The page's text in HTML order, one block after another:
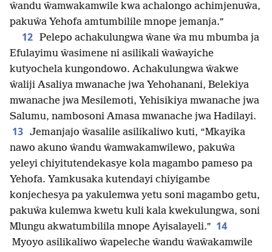
ŵandu ŵamwakamwile kwa achalongo achimjenuŵa,
pakuŵa Yehofa amtumbilile mnope jemanja.”
12 Pelepo achakulungwa ŵane ŵa mu mbumba ja
Efulayimu ŵasimene ni asilikali ŵaŵayiche
kutyochela kungondowo. Achakulungwa ŵakwe
ŵaliji Asaliya mwanache jwa Yehohanani, Belekiya
mwanache jwa Mesilemoti, Yehisikiya mwanache jwa
Salumu, nambosoni Amasa mwanache jwa Hadilayi.
13 Jemanjajo ŵasalile asilikaliwo kuti, “Mkayika
nawo akuno ŵandu ŵamwakamwilewo, pakuŵa
yeleyi chiyitutendekasye kola magambo pameso pa
Yehofa. Yamkusaka kutendayi chiyigambe
konjechesya pa yakulemwa yetu soni magambo getu,
pakuŵa kulemwa kwetu kuli kala kwekulungwa, soni
Mlungu akwatumbilila mnope Ayisalayeli.” 14
Myoyo asilikaliwo ŵapeleche ŵandu ŵaŵakamwile